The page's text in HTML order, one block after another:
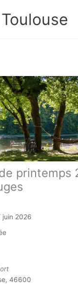
printemps
juin 2026
46600